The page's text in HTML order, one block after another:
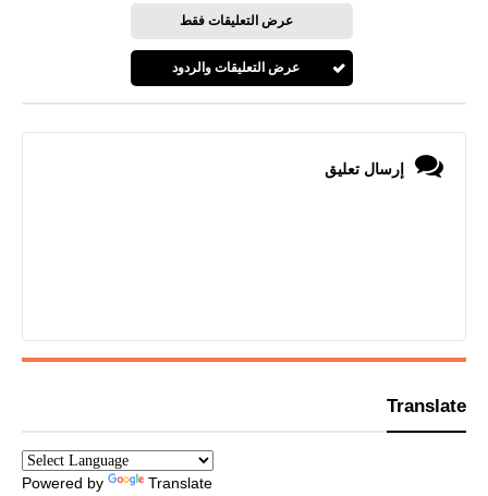
عرض التعليقات فقط
عرض التعليقات والردود
إرسال تعليق
Translate
Powered by Translate